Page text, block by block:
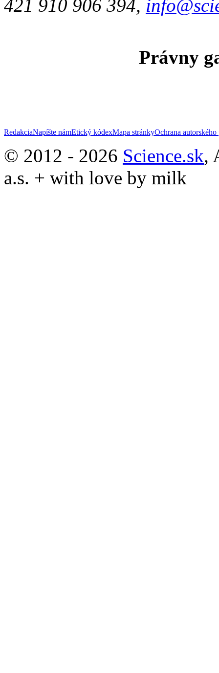
421 910 906 394,
Právny
RedakciaNapíšte námEtický kódexMapa stránkyOchrana autorského
© 2012 - 2026 Science.sk,
a.s. + with love by milk